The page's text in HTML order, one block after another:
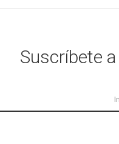
Suscríbete